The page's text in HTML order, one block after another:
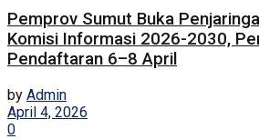
Pemprov Sumut Buka
Komisi Informasi 2026-2030,
Pendaftaran 6–8 April
by Admin
April 4, 2026
0